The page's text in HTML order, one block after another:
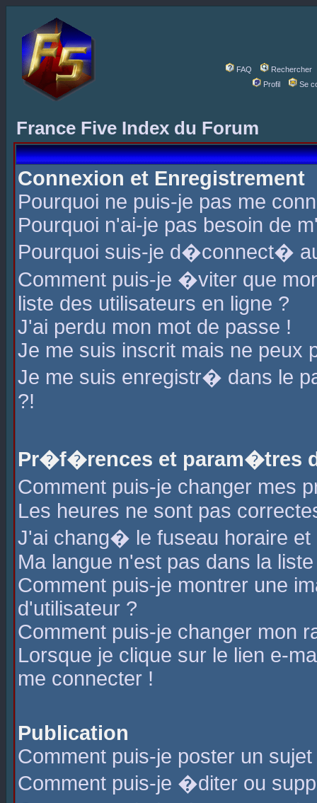
FAQ
Rechercher
Profil
Se
France Five Index du Forum
Connexion et Enregistrement
Pourquoi ne puis-je pas me
Pourquoi n'ai-je pas besoin de
Pourquoi suis-je d�connect�
Comment puis-je �viter que
liste des utilisateurs en ligne ?
J'ai perdu mon mot de passe !
Je me suis inscrit mais ne peux
Je me suis enregistr� dans le
?!
Pr�f�rences et param�tres
Comment puis-je changer mes
Les heures ne sont pas
J'ai chang� le fuseau horaire
Ma langue n'est pas dans la
Comment puis-je montrer une
d'utilisateur ?
Comment puis-je changer mon
Lorsque je clique sur le lien e-
me connecter !
Publication
Comment puis-je poster un
Comment puis-je �diter ou